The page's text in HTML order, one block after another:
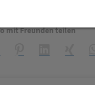
mit Freunden teilen